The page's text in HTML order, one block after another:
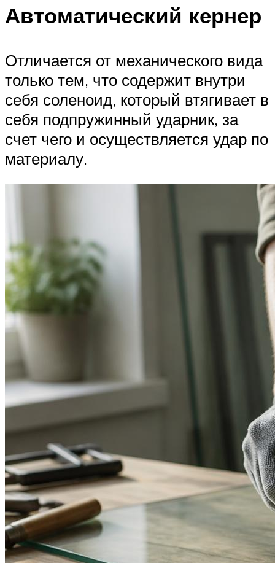
Автоматический кернер
Отличается от механического вида
только тем, что содержит внутри
себя соленоид, который втягивает в
себя подпружинный ударник, за
счет чего и осуществляется удар по
материалу.